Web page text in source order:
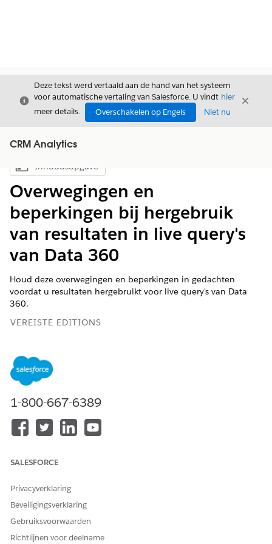
Sluiten
Deze tekst werd vertaald aan de hand van het systeem
voor automatische vertaling van Salesforce. U vindt hier
meer details.
Overschakelen op Engels Niet nu
Sluiten
CRM Analytics
Inhoudsopgave weergeven
Inhoudsopgave
Overwegingen en
beperkingen bij hergebruik
van resultaten in live query's
van Data 360
Houd deze overwegingen en beperkingen in gedachten
voordat u resultaten hergebruikt voor live query's van Data
360.
VEREISTE EDITIONS
Beschikbaar in:
Developer
Wanneer resultaten opnieuw worden gebruikt, tonen
queryresultaten.
wanneer u de instelling voor hergebruikresultaten
inschakelt, worden query's met datumconstanten of
vluchtige functies opnieuw gebruikt tijdens de time-
outperiode zonder een query uit te voeren op de
database.
1-800-667-6389
SALESFORCE
Privacyverklaring
Beveiligingsverklaring
Gebruiksvoorwaarden
Richtlijnen voor deelname